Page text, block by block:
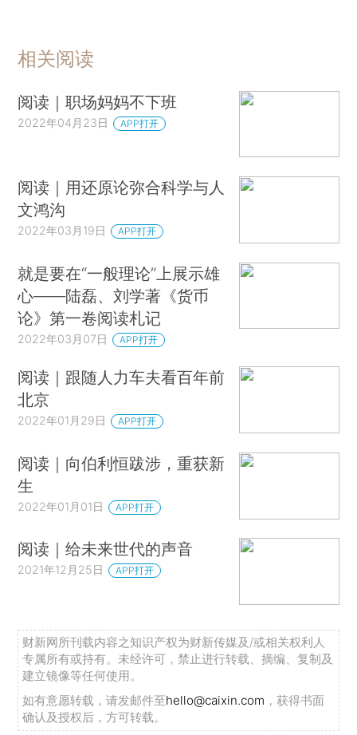
相关阅读
阅读｜职场妈妈不下班
2022年04月23日 APP打开
阅读｜用还原论弥合科学与人
文鸿沟
2022年03月19日 APP打开
就是要在“一般理论”上展示雄
心——陆磊、刘学著《货币
论》第一卷阅读札记
2022年03月07日 APP打开
阅读｜跟随人力车夫看百年前
北京
2022年01月29日 APP打开
阅读｜向伯利恒跋涉，重获新
生
2022年01月01日 APP打开
阅读｜给未来世代的声音
2021年12月25日 APP打开
财新网所刊载内容之知识产权为财新传媒及/或相关权利人
专属所有或持有。未经许可，禁止进行转载、摘编、复制及
建立镜像等任何使用。
如有意愿转载，请发邮件至hello@caixin.com ，获得书面
确认及授权后，方可转载。